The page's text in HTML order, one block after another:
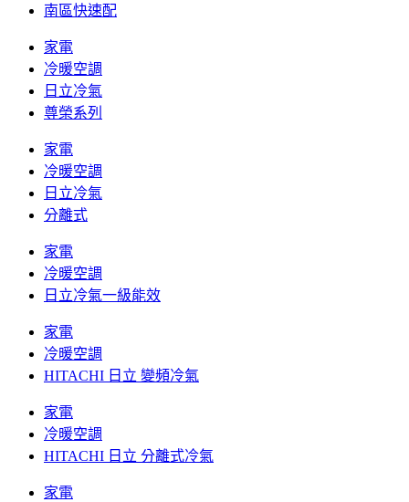
南區快速配
家電
冷暖空調
日立冷氣
尊榮系列
家電
冷暖空調
日立冷氣
分離式
家電
冷暖空調
日立冷氣一級能效
家電
冷暖空調
HITACHI 日立 變頻冷氣
家電
冷暖空調
HITACHI 日立 分離式冷氣
家電